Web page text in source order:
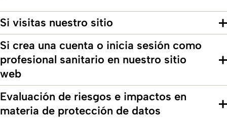
Si visitas nuestro sitio
Si crea una cuenta o inicia sesión como
profesional sanitario en nuestro sitio
web
Evaluación de riesgos e impactos en
materia de protección de datos